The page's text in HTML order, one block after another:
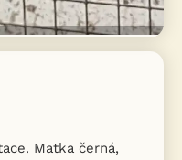
Matka černá,